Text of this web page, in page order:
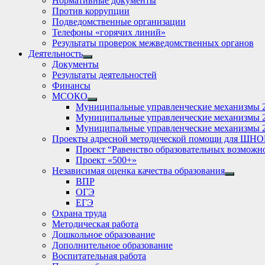
Против коррупции
Подведомственные организации
Телефоны «горячих линий»
Результаты проверок межведомственных органов
Деятельность
Show
sub
menu
Документы
Результаты деятельностей
Финансы
МСОКО
Show
sub
menu
Муниципальные управленческие механизмы
Муниципальные управленческие механизмы
Муниципальные управленческие механизмы
Проекты адресной методической помощи для
Проект “Равенство образовательных
Проект «500+»
Независимая оценка качества образования
Show
ВПР
ОГЭ
ЕГЭ
Охрана труда
Методическая работа
Дошкольное образование
Дополнительное образование
Воспитательная работа